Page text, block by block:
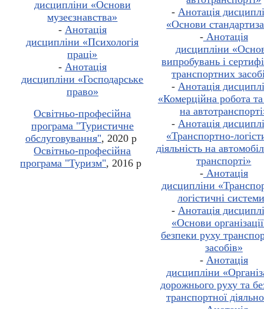
дисципліни «Основи
музеєзнавства»
- Анотація
дисципліни «Психологія
праці»
- Анотація
дисципліни «Господарське
право»
Освітньо-професійна
програма "Туристичне
обслуговування", 2020 р
Освітньо-професійна
програма "Туризм", 2016 р
- Анотація
«Основи
-Анотація
дисципліни
випробувань і
транспортних
- Анотація
«Комерційна робота
на
- Анотація
«Транспортно-
діяльність на
транспорті»
-Анотація
дисципліни
логістичні
- Анотація
«Основи
безпеки руху
засобів»
- Анотація
дисципліни
дорожнього руху та
транспортної